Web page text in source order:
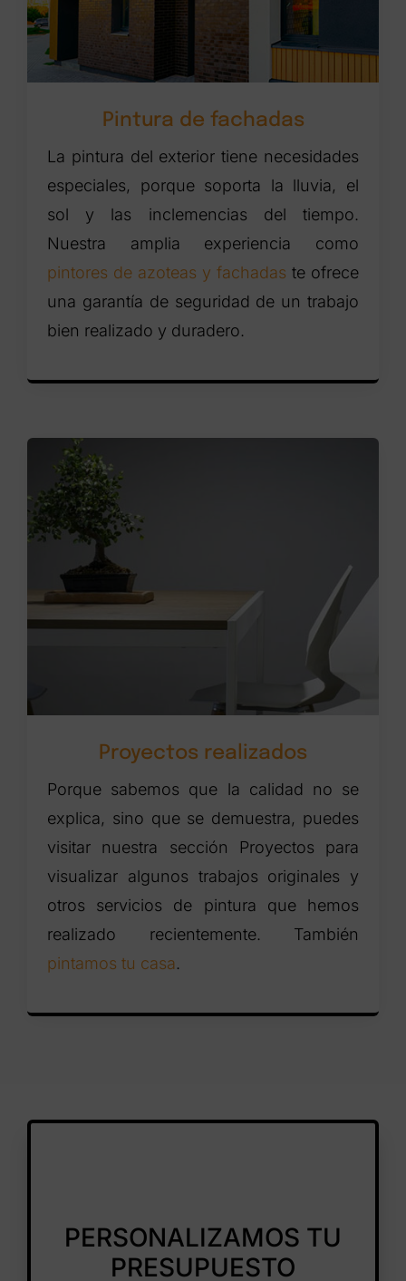
Pintura de fachadas
La pintura del exterior tiene necesidades
especiales, porque soporta la lluvia, el
sol y las inclemencias del tiempo.
Nuestra amplia experiencia como
pintores de azoteas y fachadas te ofrece
una garantía de seguridad de un trabajo
bien realizado y duradero.
Proyectos realizados
Porque sabemos que la calidad no se
explica, sino que se demuestra, puedes
visitar nuestra sección Proyectos para
visualizar algunos trabajos originales y
otros servicios de pintura que hemos
realizado recientemente. También
pintamos tu casa.
PERSONALIZAMOS TU
PRESUPUESTO